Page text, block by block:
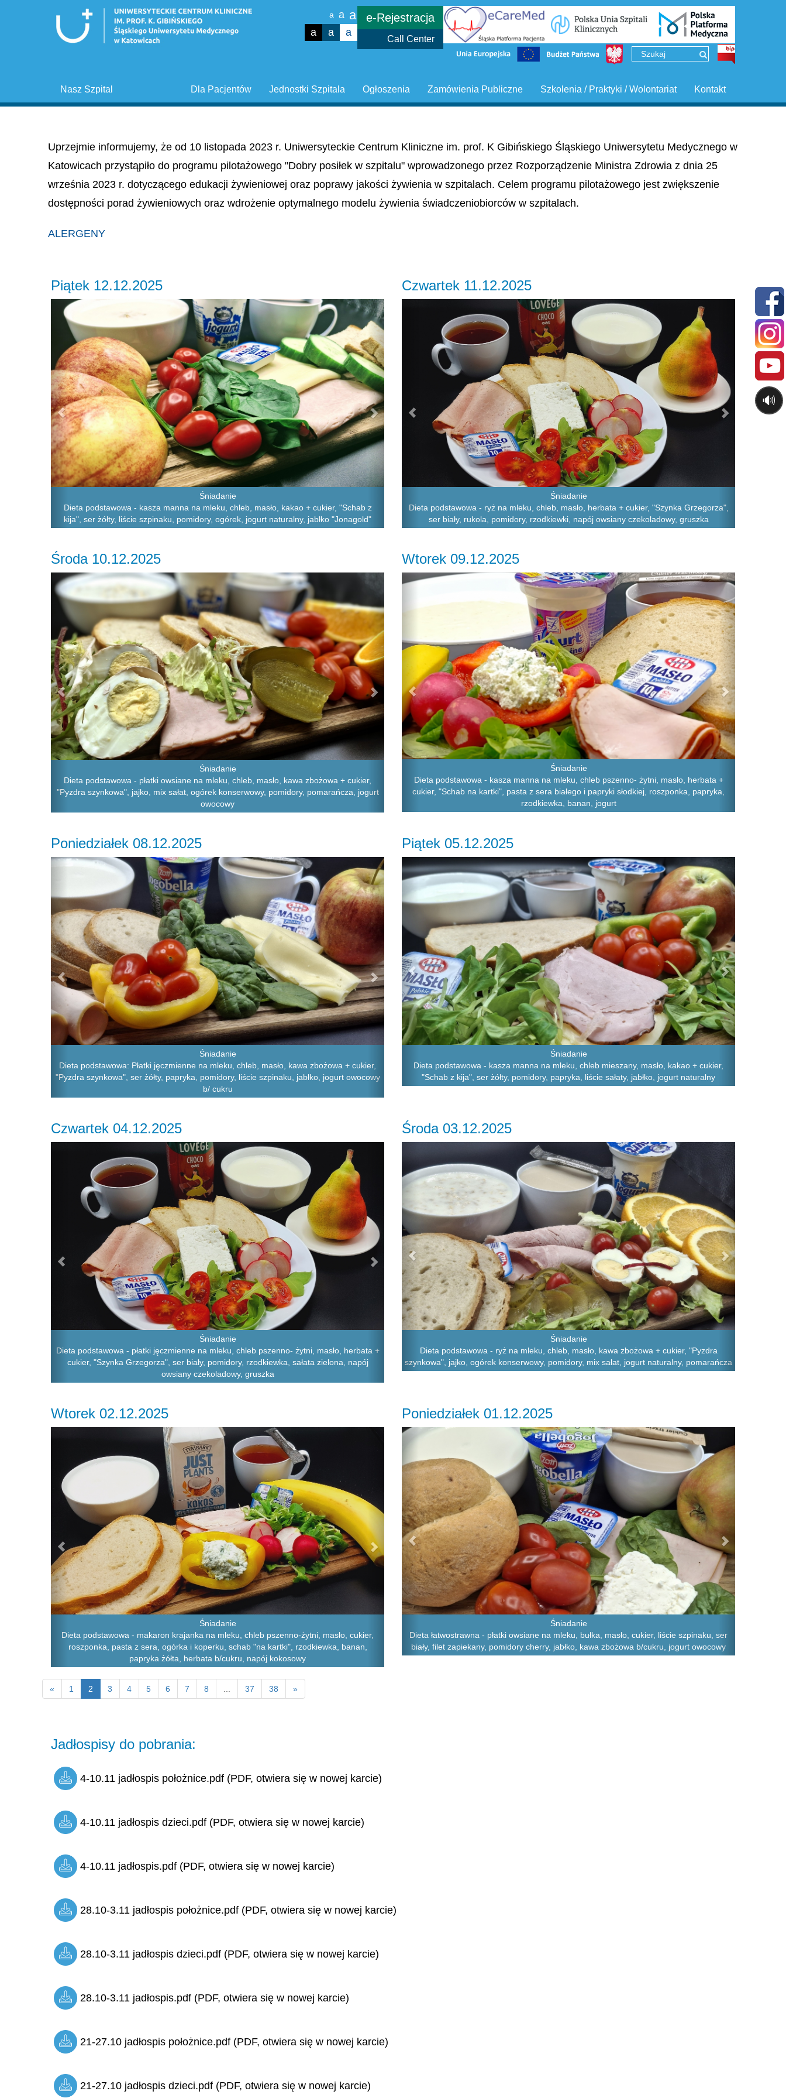
a a a
a a a
e-Rejestracja
Call Center
Kontakt
Szkolenia / Praktyki / Wolontariat
Zamówienia Publiczne
Ogłoszenia
Jednostki Szpitala
Dla Pacjentów
Nasz Szpital
Uprzejmie informujemy, że od 10 listopada 2023 r. Uniwersyteckie Centrum Kliniczne im. prof. K Gibińskiego Śląskiego Uniwersytetu Medycznego w
Katowicach przystąpiło do programu pilotażowego "Dobry posiłek w szpitalu" wprowadzonego przez Rozporządzenie Ministra Zdrowia z dnia 25
września 2023 r. dotyczącego edukacji żywieniowej oraz poprawy jakości żywienia w szpitalach. Celem programu pilotażowego jest zwiększenie
dostępności porad żywieniowych oraz wdrożenie optymalnego modelu żywienia świadczeniobiorców w szpitalach.
ALERGENY
Piątek 12.12.2025
Śniadanie
Dieta podstawowa - kasza manna na mleku, chleb, masło, kakao + cukier, "Schab z
kija", ser żółty, liście szpinaku, pomidory, ogórek, jogurt naturalny, jabłko "Jonagold"
Previous Next
Czwartek 11.12.2025
Śniadanie
Dieta podstawowa - ryż na mleku, chleb, masło, herbata + cukier, "Szynka Grzegorza",
ser biały, rukola, pomidory, rzodkiewki, napój owsiany czekoladowy, gruszka
Środa 10.12.2025
Śniadanie
Dieta podstawowa - płatki owsiane na mleku, chleb, masło, kawa zbożowa + cukier,
"Pyzdra szynkowa", jajko, mix sałat, ogórek konserwowy, pomidory, pomarańcza, jogurt
owocowy
Previous
Wtorek 09.12.2025
Śniadanie
Dieta podstawowa - kasza manna na mleku, chleb pszenno- żytni, masło, herbata +
cukier, "Schab na kartki", pasta z sera białego i papryki słodkiej, roszponka, papryka,
rzodkiewka, banan, jogurt
Previous Next
Poniedziałek 08.12.2025
Śniadanie
Dieta podstawowa: Płatki jęczmienne na mleku, chleb, masło, kawa zbożowa + cukier,
"Pyzdra szynkowa", ser żółty, papryka, pomidory, liście szpinaku, jabłko, jogurt owocowy
b/ cukru
Previous Next
Piątek 05.12.2025
Śniadanie
Dieta podstawowa - kasza manna na mleku, chleb mieszany, masło, kakao + cukier,
"Schab z kija", ser żółty, pomidory, papryka, liście sałaty, jabłko, jogurt naturalny
Previous Next
Czwartek 04.12.2025
Śniadanie
Dieta podstawowa - płatki jęczmienne na mleku, chleb pszenno- żytni, masło, herbata +
cukier, "Szynka Grzegorza", ser biały, pomidory, rzodkiewka, sałata zielona, napój
owsiany czekoladowy, gruszka
Środa 03.12.2025
Śniadanie
Dieta podstawowa - ryż na mleku, chleb, masło, kawa zbożowa + cukier, "Pyzdra
szynkowa", jajko, ogórek konserwowy, pomidory, mix sałat, jogurt naturalny, pomarańcza
Wtorek 02.12.2025
Śniadanie
Dieta podstawowa - makaron krajanka na mleku, chleb pszenno-żytni, masło, cukier,
roszponka, pasta z sera, ogórka i koperku, schab "na kartki", rzodkiewka, banan,
papryka żółta, herbata b/cukru, napój kokosowy
Poniedziałek 01.12.2025
Śniadanie
Dieta łatwostrawna - płatki owsiane na mleku, bułka, masło, cukier, liście szpinaku, ser
biały, filet zapiekany, pomidory cherry, jabłko, kawa zbożowa b/cukru, jogurt owocowy
Previous
« 1 2 3 4 5 6 7 8 37 38 »
Jadłospisy do pobrania:
4-10.11 jadłospis położnice.pdf (PDF, otwiera się w nowej karcie)
4-10.11 jadłospis dzieci.pdf (PDF, otwiera się w nowej karcie)
4-10.11 jadłospis.pdf (PDF, otwiera się w nowej karcie)
28.10-3.11 jadłospis położnice.pdf (PDF, otwiera się w nowej karcie)
28.10-3.11 jadłospis dzieci.pdf (PDF, otwiera się w nowej karcie)
28.10-3.11 jadłospis.pdf (PDF, otwiera się w nowej karcie)
21-27.10 jadłospis położnice.pdf (PDF, otwiera się w nowej karcie)
21-27.10 jadłospis dzieci.pdf (PDF, otwiera się w nowej karcie)
🔊